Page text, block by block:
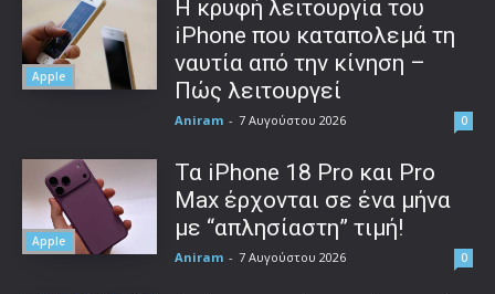
Apple
Η κρυφή λειτουργία του
iPhone που καταπολεμά τη
ναυτία από την κίνηση –
Πώς λειτουργεί
Aniram - 7 Αυγούστου 2026 0
Apple
Τα iPhone 18 Pro και Pro
Max έρχονται σε ένα μήνα
με “απλησίαστη” τιμή!
Aniram - 7 Αυγούστου 2026 0